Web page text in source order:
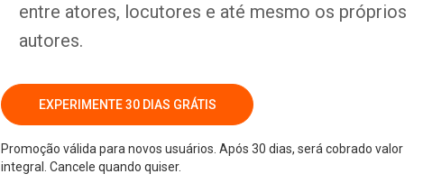
entre atores, locutores e até mesmo os próprios
autores.
EXPERIMENTE 30 DIAS GRÁTIS
Promoção válida para novos usuários. Após 30 dias, será cobrado valor
integral. Cancele quando quiser.